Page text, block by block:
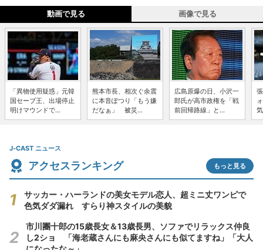
動画で見る 画像で見る
「異物使用疑惑」元韓
国セーブ王、出場停止
明けマウンドで...
熊本市長、相次ぐ余震
に本音ぽつり「もう嫌
だなぁ」 被災...
広島原爆の日、小沢一
郎氏が高市政権を「戦
前回帰路線」と...
J-CAST ニュース
アクセスランキング もっと見る
サッカー・ハーランドの美女モデル恋人、超ミニ丈ワンピで
色気ダダ漏れ すらり神スタイルの美貌
市川團十郎の15歳長女＆13歳長男、ソファでリラックス仲良
し2ショ 「海老蔵さんにも麻央さんにも似てますね」「大人